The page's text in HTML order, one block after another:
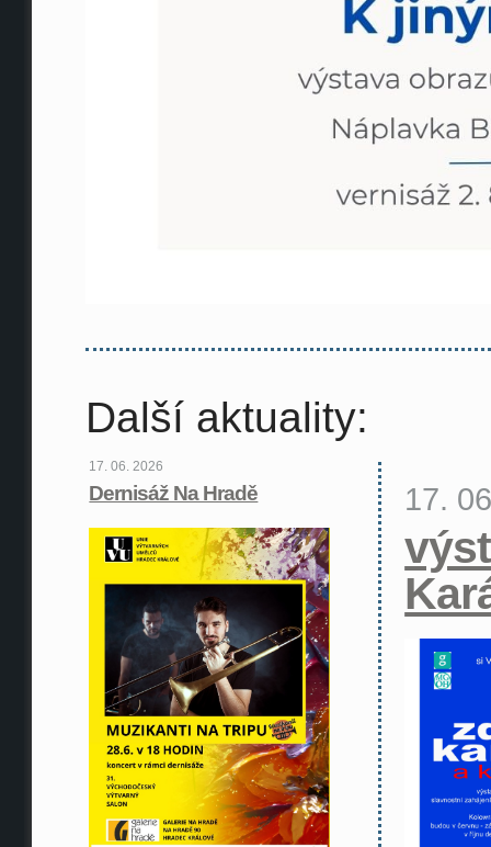
Další aktuality:
17. 06. 2026
Dernisáž Na Hradě 17.